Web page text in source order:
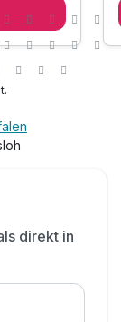
&
Zimmer
direkt in